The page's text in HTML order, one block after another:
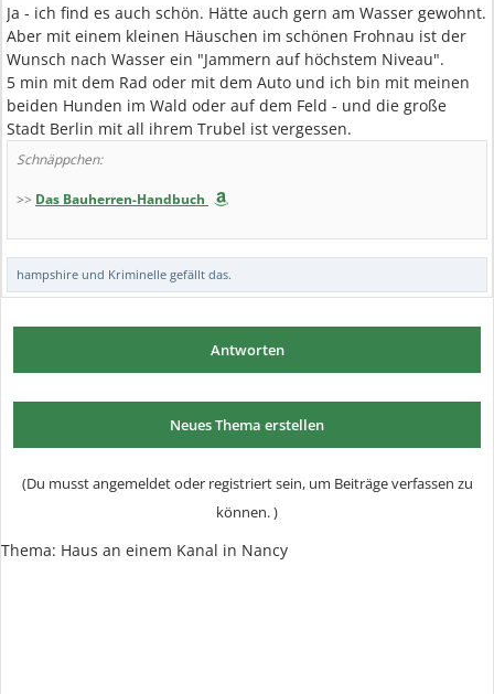
Ja - ich find es auch schön. Hätte auch gern am Wasser gewohnt.
Aber mit einem kleinen Häuschen im schönen Frohnau ist der
Wunsch nach Wasser ein "Jammern auf höchstem Niveau".
5 min mit dem Rad oder mit dem Auto und ich bin mit meinen
beiden Hunden im Wald oder auf dem Feld - und die große
Stadt Berlin mit all ihrem Trubel ist vergessen.
Schnäppchen:
>> Das Bauherren-Handbuch
hampshire und Kriminelle gefällt das.
Antworten
Neues Thema erstellen
(Du musst angemeldet oder registriert sein, um Beiträge verfassen zu
können. )
Thema: Haus an einem Kanal in Nancy